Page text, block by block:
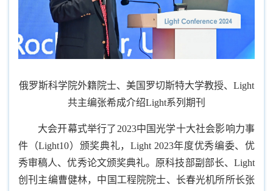
俄罗斯科学院外籍院士、美国罗切斯特大学教授、Light
共主编张希成介绍Light系列期刊
大会开幕式举行了2023中国光学十大社会影响力事
件（Light10）颁奖典礼，Light 2023年度优秀编委、优
秀审稿人、优秀论文颁奖典礼。原科技部副部长、Light
创刊主编曹健林，中国工程院院士、长春光机所所长张